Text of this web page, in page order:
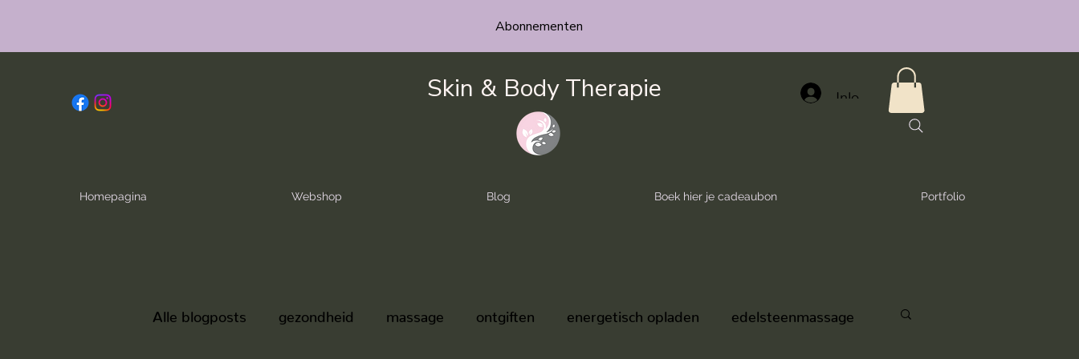
Abonnementen
Skin & Body Therapie Inloggen
Homepagina Webshop Blog Boek hier je cadeaubon Portfolio
Alle blogposts gezondheid massage ontgiften energetisch opladen edelsteenmassage